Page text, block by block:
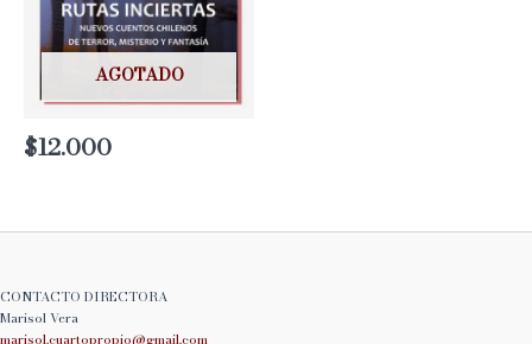
AGOTADO
$12.000
CONTACTO DIRECTORA
Marisol Vera
marisol.cuartopropio@gmail.com